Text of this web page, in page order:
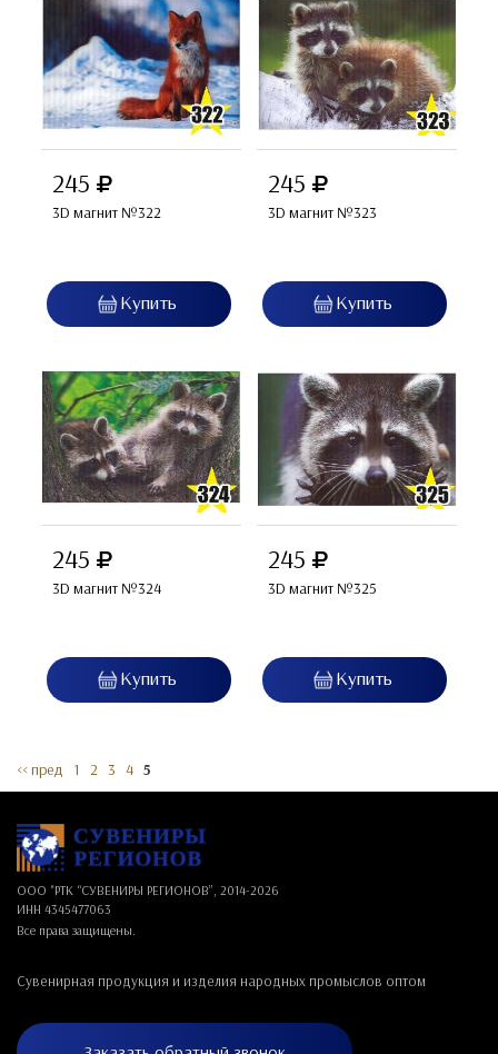
245
3D магнит №322
245
3D магнит №323
245
3D магнит №324
245
3D магнит №325
<< пред 1 2 3 4 5
ООО "РТК “СУВЕНИРЫ РЕГИОНОВ”, 2014-2026
ИНН 4345477063
Все права защищены.
Сувенирная продукция и изделия народных промыслов оптом